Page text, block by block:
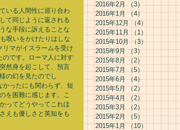
いる人間性に巡り合わ
て同じように返される
な手段に訴えることな
呪いをかけたりはしな
マがイスラームを受け
のです。ローマ人に対す
然身を起こして、預言
の幻を見たのでし
ったにも関わらず、短
を困難に感じます。こ
ってどうやってこれほ
えも優しさと英知をも
2016年2月 （3）3件の記事
2016年1月 （4）4件の記事
2015年12月
（4）
2015年11月
（1）
2015年10月 （3） 3件の記事
2015年9月 （3）3件の記事
2015年8月
（2）
2015年7月 （5）5件の記事
2015年6月 （4）4件の記事
2015年5月 （2）2件の記事
2015年4月
（2）
2015年3月 （2）2件の記事
2015年2月 （5）5件の記事
2015年1月 （10） 10件の記事